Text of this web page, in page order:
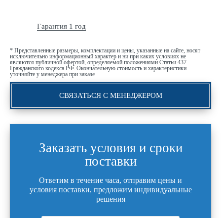
Гарантия 1 год
* Представленные размеры, комплектации и цены, указанные на сайте, носят
исключительно информационный характер и ни при каких условиях не
являются публичной офертой, определяемой положениями Статьи 437
Гражданского кодекса РФ. Окончательную стоимость и характеристики
уточняйте у менеджера при заказе
СВЯЗАТЬСЯ С МЕНЕДЖЕРОМ
Заказать условия и сроки
поставки
Ответим в течение часа, отправим цены и
условия поставки, предложим индивидуальные
решения